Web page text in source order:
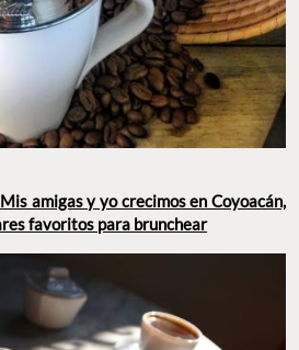
Mis amigas y yo crecimos en Coyoacán,
favoritos para brunchear